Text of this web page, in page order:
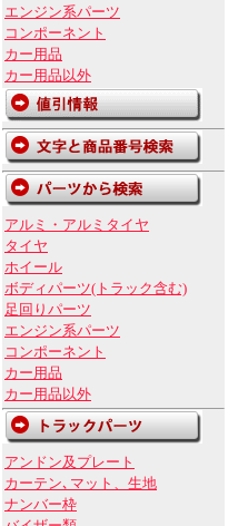
エンジン系パーツ
コンポーネント
カー用品
カー用品以外
アルミ・アルミタイヤ
タイヤ
ホイール
ボディパーツ(トラック含む)
足回りパーツ
エンジン系パーツ
コンポーネント
カー用品
カー用品以外
アンドン及プレート
カーテン､マット、生地
ナンバー枠